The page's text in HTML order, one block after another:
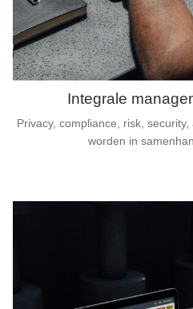
Integrale
Privacy, compliance, risk,
worden in